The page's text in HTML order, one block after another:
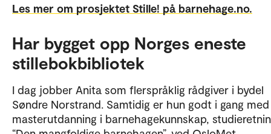
Les mer om prosjektet Stille! på barnehage.no.
Har bygget opp Norges eneste
stillebokbibliotek
I dag jobber Anita som flerspråklig rådgiver i bydel
Søndre Norstrand. Samtidig er hun godt i gang
masterutdanning i barnehagekunnskap,